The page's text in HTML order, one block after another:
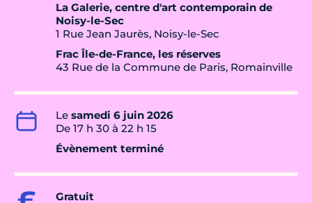
La Galerie, centre d'art contemporain de
Noisy-le-Sec
1 Rue Jean Jaurès, Noisy-le-Sec
Frac Île-de-France, les réserves
43 Rue de la Commune de Paris, Romainville
Le samedi 6 juin 2026
De 17 h 30 à 22 h 15
Évènement terminé
Gratuit